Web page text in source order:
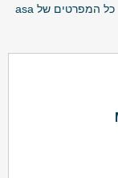
כל המפרטים של asa